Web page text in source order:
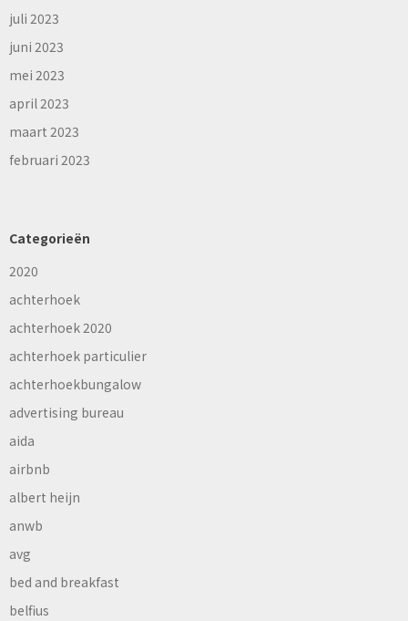
juli 2023
juni 2023
mei 2023
april 2023
maart 2023
februari 2023
Categorieën
2020
achterhoek
achterhoek 2020
achterhoek particulier
achterhoekbungalow
advertising bureau
aida
airbnb
albert heijn
anwb
avg
bed and breakfast
belfius